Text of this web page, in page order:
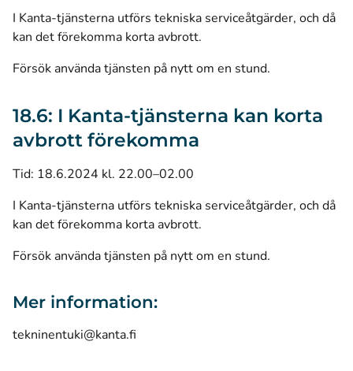
I Kanta-tjänsterna utförs tekniska serviceåtgärder, och då
kan det förekomma korta avbrott.
Försök använda tjänsten på nytt om en stund.
18.6: I Kanta-tjänsterna kan korta
avbrott förekomma
Tid: 18.6.2024 kl. 22.00–02.00
I Kanta-tjänsterna utförs tekniska serviceåtgärder, och då
kan det förekomma korta avbrott.
Försök använda tjänsten på nytt om en stund.
Mer information:
tekninentuki@kanta.fi